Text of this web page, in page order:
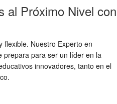
al Próximo Nivel con
flexible. Nuestro Experto en
prepara para ser un líder en la
innovadores, tanto en el